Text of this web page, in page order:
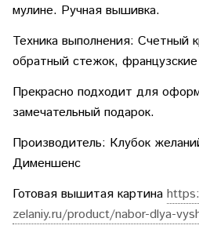
мулине. Ручная вышивка.
Техника выполнения: Счетный
обратный стежок, французские
Прекрасно подходит для
замечательный подарок.
Производитель: Клубок
Дименшенс
Готовая вышитая картина
zelaniy.ru/product/nabor-dlya-